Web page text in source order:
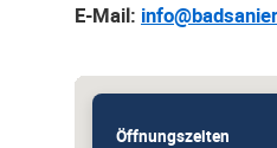
E-Mail:
Öffnungszeiten